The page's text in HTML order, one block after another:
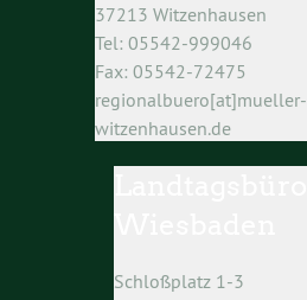
37213 Witzenhausen
Tel: 05542-999046
Fax: 05542-72475
regionalbuero[at]mueller-
witzenhausen.de
Schloßplatz 1-3